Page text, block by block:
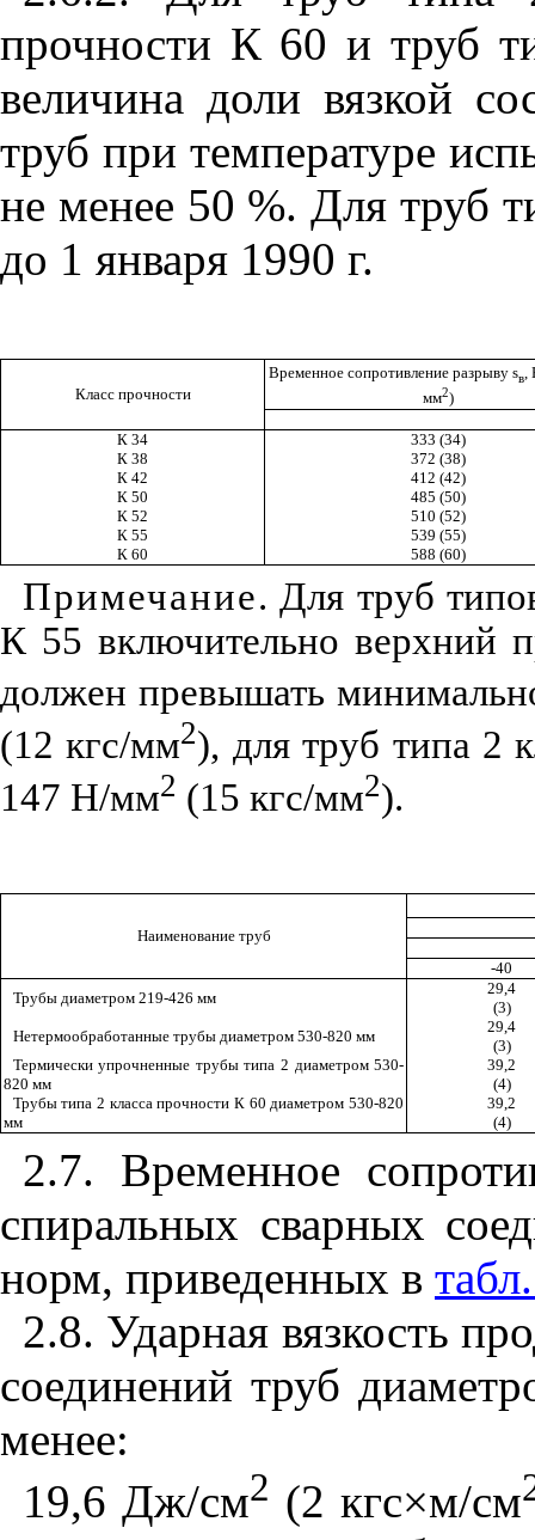
прочности К 60 и труб
величина доли вязкой
труб при температуре
не менее 50 %. Для труб
до 1 января 1990 г.
Класс прочности
Временное сопротивление разрыву sв
мм2)
К 34
333 (34)
К 38
372 (38)
К 42
412 (42)
К 50
485 (50)
К 52
510 (52)
К 55
539 (55)
К 60
588 (60)
Примечание. Для труб
К 55 включительно верхний
должен превышать
(12 кгс/мм2), для труб типа 2
147 Н/мм2 (15 кгс/мм2).
Наименование труб
-40
Трубы диаметром 219-426 мм
29,4
(3)
Нетермообработанные трубы диаметром 530-820 мм
29,4
(3)
Термически упрочненные трубы типа 2 диаметром 530-
820 мм
39,2
(4)
Трубы типа 2 класса прочности К 60 диаметром 530-820
мм
39,2
(4)
2.7. Временное
спиральных сварных
норм, приведенных в
2.8. Ударная вязкость
соединений труб
менее:
19,6 Дж/см2 (2 кгс×м/см